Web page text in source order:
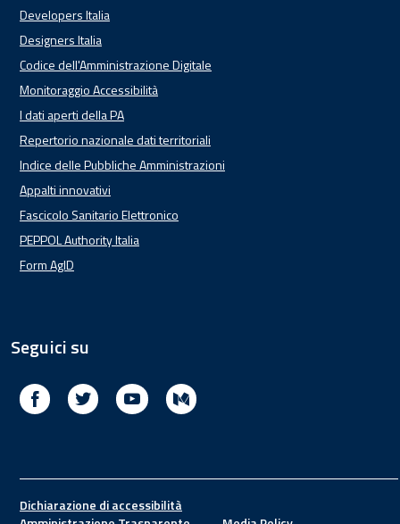
Developers Italia
Designers Italia
Codice dell'Amministrazione Digitale
Monitoraggio Accessibilità
I dati aperti della PA
Repertorio nazionale dati territoriali
Indice delle Pubbliche Amministrazioni
Appalti innovativi
Fascicolo Sanitario Elettronico
PEPPOL Authority Italia
Form AgID
Seguici su
Facebook Twitter Youtube
Footer
Dichiarazione di accessibilità